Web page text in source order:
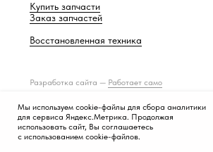
Разработка сайта — Работает само
Купить запчасти
Заказ запчастей
Восстановленная техника
Мы используем cookie-файлы для сбора аналитики
для сервиса Яндекс.Метрика. Продолжая
использовать сайт, Вы соглашаетесь
с использованием cookie-файлов.